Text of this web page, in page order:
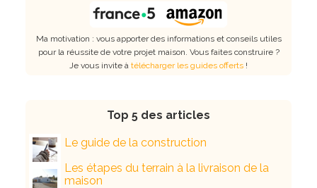
Ma motivation : vous apporter des informations et conseils utiles
pour la réussite de votre projet maison. Vous faites construire ?
Je vous invite à télécharger les guides offerts !
Top 5 des articles
Le guide de la construction
Les étapes du terrain à la livraison de la
maison